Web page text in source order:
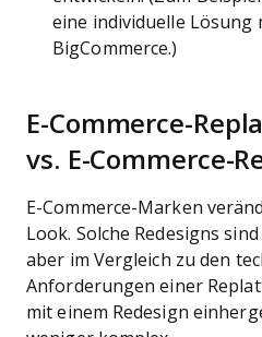
eine individuelle Lösung
BigCommerce.)
E-Commerce-
vs. E-Commerce-
E-Commerce-Marken
Look. Solche Redesigns
aber im Vergleich zu den
Anforderungen einer
mit einem Redesign